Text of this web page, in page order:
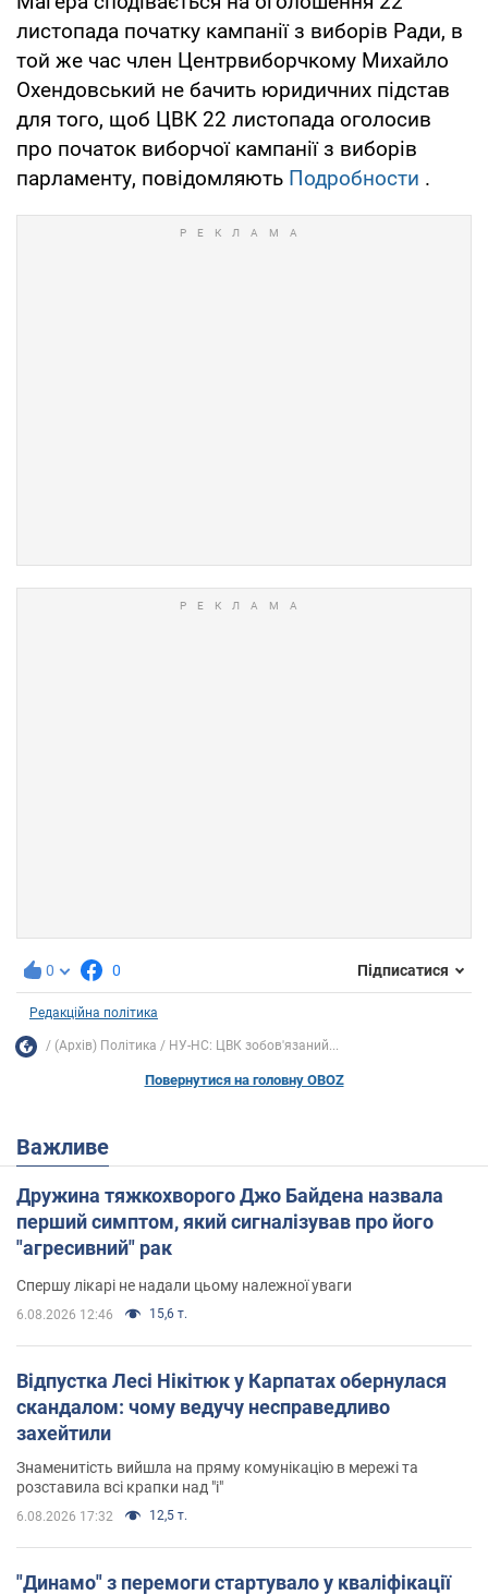
листопада початку кампанії з виборів Ради, в
той же час член Центрвиборчкому Михайло
Охендовський не бачить юридичних підстав
для того, щоб ЦВК 22 листопада оголосив
про початок виборчої кампанії з виборів
парламенту, повідомляють Подробности .
0 0 Підписатися
Редакційна політика
(Архів) Політика НУ-НС: ЦВК зобов'язаний...
Повернутися на головну OBOZ
Важливе
Дружина тяжкохворого Джо Байдена назвала
перший симптом, який сигналізував про його
"агресивний" рак
Спершу лікарі не надали цьому належної уваги
6.08.2026 12:46 15,6 т.
Відпустка Лесі Нікітюк у Карпатах обернулася
скандалом: чому ведучу несправедливо
захейтили
Знаменитість вийшла на пряму комунікацію в мережі та
розставила всі крапки над "і"
6.08.2026 17:32 12,5 т.
"Динамо" з перемоги стартувало у кваліфікації